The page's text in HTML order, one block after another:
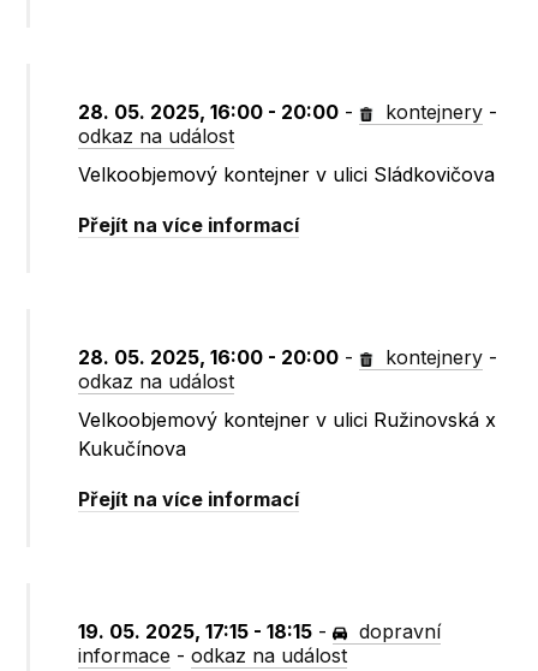
28. 05. 2025, 16:00 - 20:00 - kontejnery -
odkaz na událost
Velkoobjemový kontejner v ulici Sládkovičova
Přejít na více informací
28. 05. 2025, 16:00 - 20:00 - kontejnery -
odkaz na událost
Velkoobjemový kontejner v ulici Ružinovská x
Kukučínova
Přejít na více informací
19. 05. 2025, 17:15 - 18:15 -
dopravní
informace -odkaz na událost